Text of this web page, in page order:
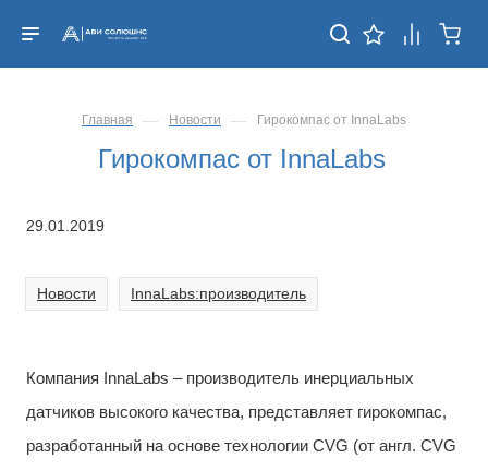
Главная — Новости — Гирокомпас от InnaLabs
Гирокомпас от InnaLabs
29.01.2019
Новости InnaLabs:производитель
Компания InnaLabs – производитель инерциальных
датчиков высокого качества, представляет гирокомпас,
разработанный на основе технологии CVG (от англ. CVG